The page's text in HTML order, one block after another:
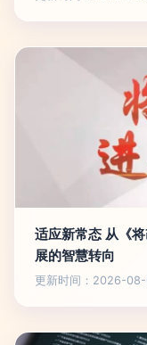
适应新常态 从《
展的智慧转向
更新时间：2026-